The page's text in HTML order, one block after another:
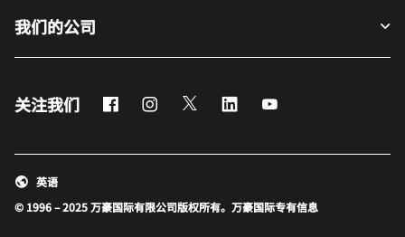
我们的公司
关注我们 FacebookInstagram
Twitter LinkedIn
© 1996 – 2025 万豪国际有限公司版权所有。万豪国际专有信息
英语